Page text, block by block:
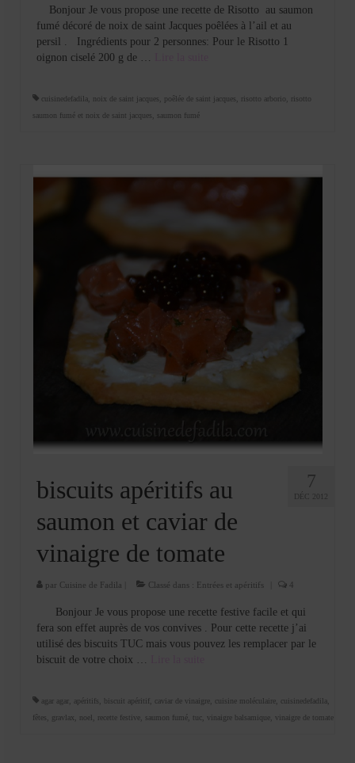
Bonjour Je vous propose une recette de Risotto au saumon
fumé décoré de noix de saint Jacques poêlées à l’ail et au
persil . Ingrédients pour 2 personnes: Pour le Risotto 1
oignon ciselé 200 g de …
cuisinedefadila noix de saint jacques poêlée de saint jacques risotto arborio
risotto
saumon fumé et noix de saint jacques
saumon fumé
7
DÉC 2012
biscuits apéritifs au
saumon et caviar de
vinaigre de tomate
par Cuisine de Fadila Classé dans : Entrées et apéritifs 4
Bonjour Je vous propose une recette festive facile et qui
fera son effet auprès de vos convives . Pour cette recette j’ai
utilisé des biscuits TUC mais vous pouvez les remplacer par le
biscuit de votre choix …
agar agar apéritifs biscuit apéritif caviar de vinaigre cuisine moléculaire cuisinedefadila
fêtes
gravlax noel recette festive saumon fumé tuc vinaigre balsamique vinaigre de tomate